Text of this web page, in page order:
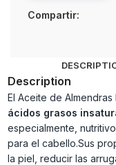
Compartir:
Description
El Aceite de
ácidos grasos
especialmente,
para el cabello.Sus
la piel, reducir las